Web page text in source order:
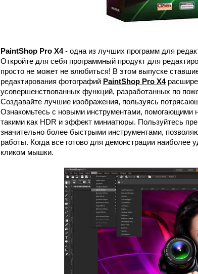
PaintShop Pro X4- одна из лучших программ для
Откройте для себя программный продукт для
просто не может не влюбиться! В этом выпуске
редактирования фотографий PaintShop Pro X4
усовершенствованных функций, разработанных по
Создавайте лучшие изображения, пользуясь
Ознакомьтесь с новыми инструментами, помогающими
такими как HDR и эффект миниатюры. Пользуйтесь
значительно более быстрыми инструментами,
работы. Когда все готово для демонстрации наиболее
кликом мышки.